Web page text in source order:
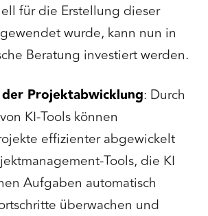
für die Erstellung dieser
wurde, kann nun in
Beratung investiert werden.
Projektabwicklung: Durch
KI-Tools können
effizienter abgewickelt
Tools, die KI
Aufgaben automatisch
überwachen und